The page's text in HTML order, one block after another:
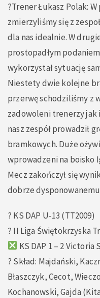
?Trener Łukasz Polak:
zmierzyliśmy się z
dla nas idealnie. W
prostopadłym
wykorzystał sytuację
Niestety dwie kolejne
przerwę schodziliśmy z
zadowoleni trenerzy jak
nasz zespół prowadził
bramkowych. Duże
wprowadzeni na boisko
Mecz zakończył się
dobrze
? KS DAP U-13 (TT2009)
? II Liga Świętokrzyska
KS DAP 1 – 2
? Skład: Majdański,
Błaszczyk, Cecot,
Kochanowski, Gajda